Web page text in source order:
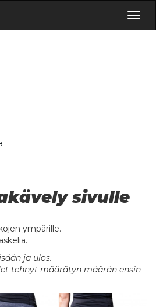
sivulle
ympärille.
ja ulos.
tehnyt määrätyn määrän ensin